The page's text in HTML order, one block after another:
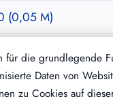
(0,05 M)
die grundlegende
Daten von
zu Cookies auf